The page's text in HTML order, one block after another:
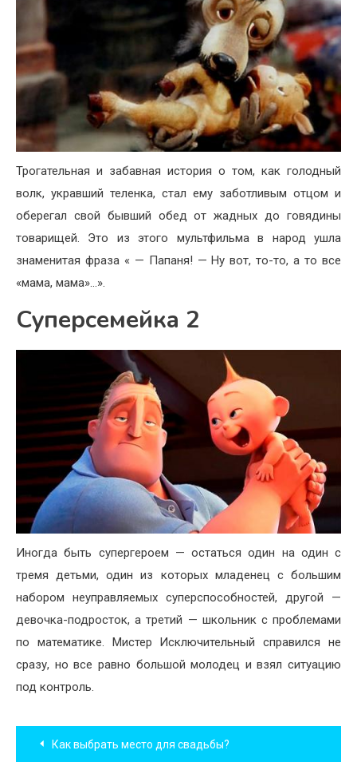
Трогательная и забавная история о том, как голодный
волк, укравший теленка, стал ему заботливым отцом и
оберегал свой бывший обед от жадных до говядины
товарищей. Это из этого мультфильма в народ ушла
знаменитая фраза « — Папаня! — Ну вот, то-то, а то все
«мама, мама»…».
Суперсемейка 2
Иногда быть супергероем — остаться один на один с
тремя детьми, один из которых младенец с большим
набором неуправляемых суперспособностей, другой —
девочка-подросток, а третий — школьник с проблемами
по математике. Мистер Исключительный справился не
сразу, но все равно большой молодец и взял ситуацию
под контроль.
Навигация
Как выбрать место для свадьбы?